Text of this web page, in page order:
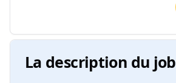
La description du job